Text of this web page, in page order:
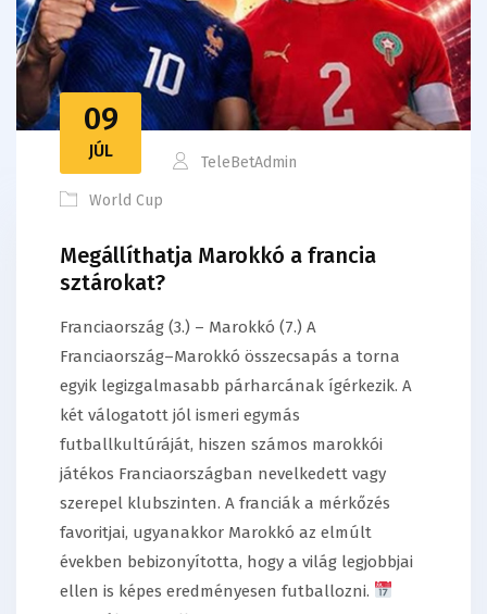
09
JÚL
TeleBetAdmin
World Cup
Megállíthatja Marokkó a francia
sztárokat?
Franciaország (3.) – Marokkó (7.) A
Franciaország–Marokkó összecsapás a torna
egyik legizgalmasabb párharcának ígérkezik. A
két válogatott jól ismeri egymás
futballkultúráját, hiszen számos marokkói
játékos Franciaországban nevelkedett vagy
szerepel klubszinten. A franciák a mérkőzés
favoritjai, ugyanakkor Marokkó az elmúlt
években bebizonyította, hogy a világ legjobbjai
ellen is képes eredményesen futballozni.